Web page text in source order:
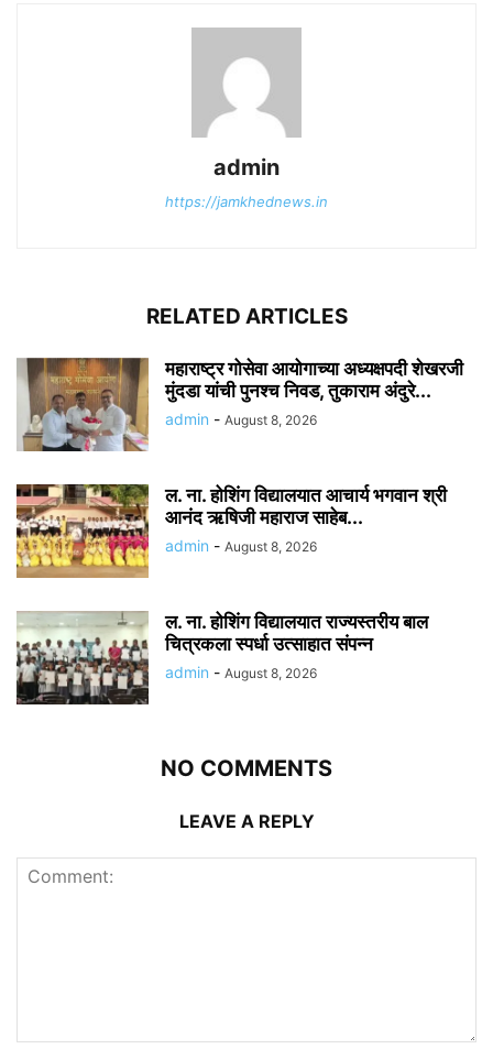
admin
https://jamkhednews.in
RELATED ARTICLES
महाराष्ट्र गोसेवा आयोगाच्या अध्यक्षपदी शेखरजी
मुंदडा यांची पुनश्च निवड, तुकाराम अंदुरे...
admin - August 8, 2026
ल. ना. होशिंग विद्यालयात आचार्य भगवान श्री
आनंद ऋषिजी महाराज साहेब...
admin - August 8, 2026
ल. ना. होशिंग विद्यालयात राज्यस्तरीय बाल
चित्रकला स्पर्धा उत्साहात संपन्न
admin - August 8, 2026
NO COMMENTS
LEAVE A REPLY